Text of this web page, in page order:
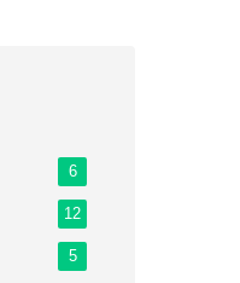
6
12
5